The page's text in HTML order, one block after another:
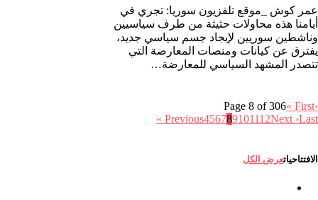
عمر كوش _موقع تلفزيون سوريا: تجري في
أيامنا هذه محاولات حثيثة من طرف سياسيين
وناشطين سوريين لإيجاد جسم سياسي جديد،
يفترق عن كيانات ومنصات المعارضة التي
تتصدر المشهد السياسي للمعارضة…
Page 8 of 306« First‹
Previous456789101112Next ›Last »
الافتتاحياتعرض الكل